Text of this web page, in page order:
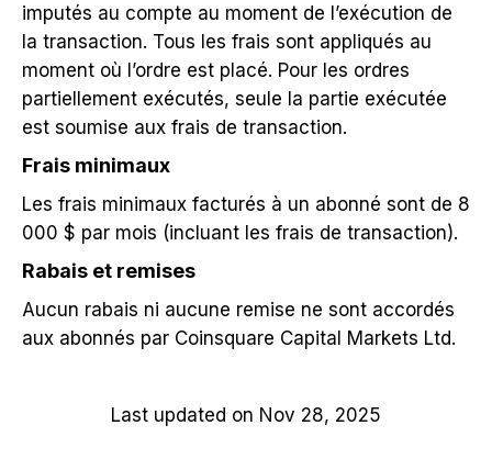
imputés au compte au moment de l’exécution de
la transaction. Tous les frais sont appliqués au
moment où l’ordre est placé. Pour les ordres
partiellement exécutés, seule la partie exécutée
est soumise aux frais de transaction.
Frais minimaux
Les frais minimaux facturés à un abonné sont de 8
000 $ par mois (incluant les frais de transaction).
Rabais et remises
Aucun rabais ni aucune remise ne sont accordés
aux abonnés par Coinsquare Capital Markets Ltd.
Last updated on Nov 28, 2025